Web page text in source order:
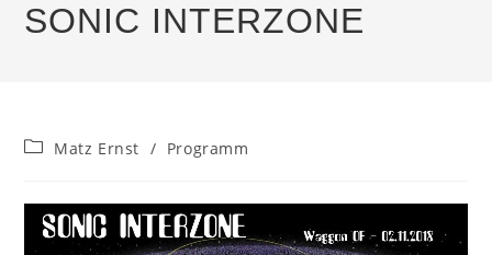
SONIC INTERZONE
Beitrags-
Matz Ernst / Programm